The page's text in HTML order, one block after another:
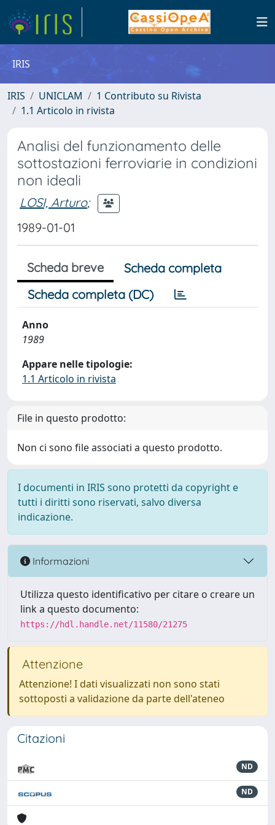
IRIS
IRIS UNICLAM
1 Contributo su Rivista
1.1 Articolo in rivista
Analisi del funzionamento delle
sottostazioni ferroviarie in condizioni
non ideali
LOSI, Arturo;
1989-01-01
Scheda breve
Scheda completa
Scheda completa (DC)
Anno
1989
Appare nelle tipologie:
1.1 Articolo in rivista
File in questo prodotto:
Non ci sono file associati a questo prodotto.
I documenti in IRIS sono protetti da copyright e
tutti i diritti sono riservati, salvo diversa
indicazione.
Informazioni
Utilizza questo identificativo per citare o creare un
link a questo documento:
https://hdl.handle.net/11580/21275
Attenzione
Attenzione! I dati visualizzati non sono stati
sottoposti a validazione da parte dell'ateneo
Citazioni
ND
ND